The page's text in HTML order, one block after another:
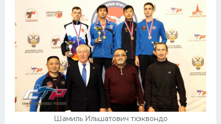
Шамиль Ильшатович тхэквондо